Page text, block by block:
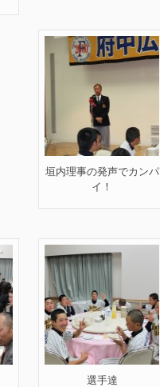
垣内理事の発声でカンパ
イ！
選手達